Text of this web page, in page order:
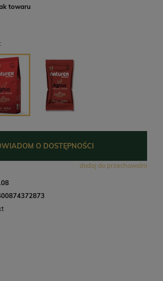
towaru
O DOSTĘPNOŚCI
dodaj do przechowalni